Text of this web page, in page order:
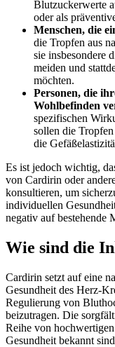
Blutzuckerwerte
oder als
Menschen, die
die Tropfen aus
sie insbesondere
meiden und
möchten.
Personen, die
Wohlbefinden
spezifischen
sollen die
die
Es ist jedoch wichtig,
von Cardirin oder
konsultieren, um
individuellen
negativ auf bestehende
Wie sind die
Cardirin setzt auf eine
Gesundheit des Herz-
Regulierung von
beizutragen. Die
Reihe von
Gesundheit bekannt